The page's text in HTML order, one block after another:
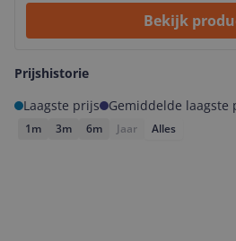
Bekijk
Prijshistorie
Laagste prijs
Gemiddelde laagste
1m 3m 6m Jaar Alles